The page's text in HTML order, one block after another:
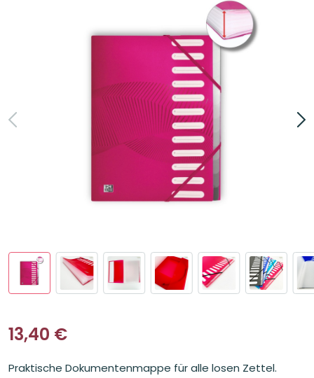
13,40 €
Praktische Dokumentenmappe für alle losen Zettel.